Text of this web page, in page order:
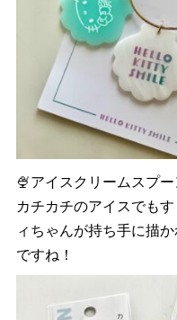
🍨アイスクリームスプ
カチカチのアイスでも
ィちゃんが持ち手に描
ですね！